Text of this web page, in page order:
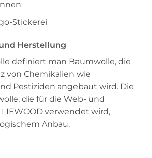
Stickerei
Herstellung
definiert man Baumwolle, die
von Chemikalien wie
Pestiziden angebaut wird. Die
die für die Web- und
verwendet wird,
Anbau.